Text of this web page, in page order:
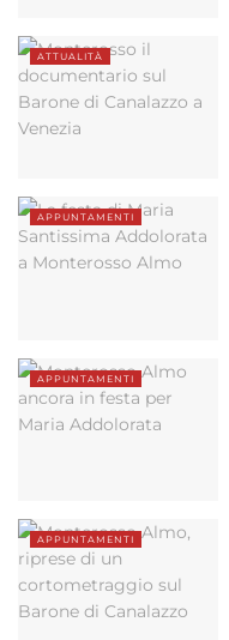
ATTUALITÀ
APPUNTAMENTI
APPUNTAMENTI
APPUNTAMENTI